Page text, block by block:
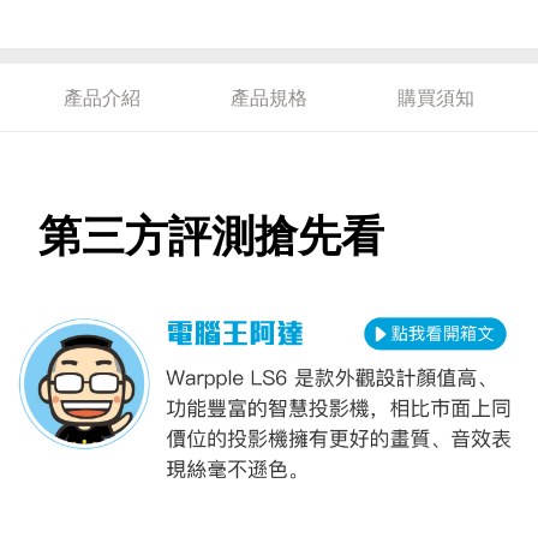
產品介紹 產品規格 購買須知
第三方評測搶先看